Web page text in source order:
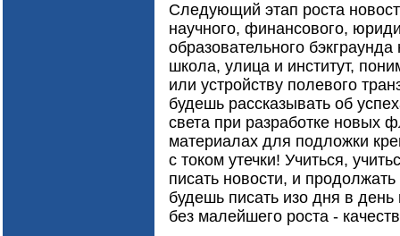
Следующий этап роста
научного, финансового,
образовательного
школа, улица и институт,
или устройству полевого
будешь рассказывать об
света при разработке новых
материалах для подложки
с током утечки! Учиться,
писать новости, и
будешь писать изо дня в
без малейшего роста -